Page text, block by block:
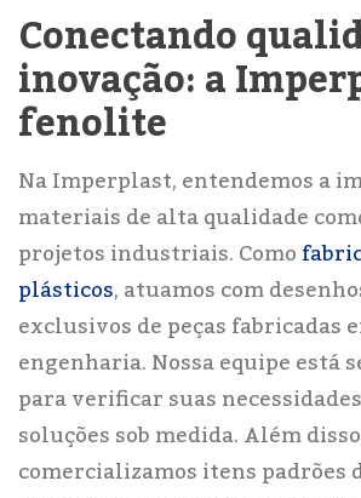
Conectando
inovação: a
fenolite
Na Imperplast, entendemos a
materiais de alta qualidade
projetos industriais. Como
plásticos, atuamos com
exclusivos de peças fabricadas
engenharia. Nossa equipe está
para verificar suas
soluções sob medida. Além
comercializamos itens padrões